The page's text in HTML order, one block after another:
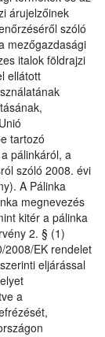
árujelzőinek
szóló
mezőgazdasági
italok földrajzi
ellátott
tartozó
pálinkáról, a
szóló 2008. évi
A Pálinka
megnevezés
kitér a pálinka
2. § (1)
2008/EK rendelet
eljárással
a